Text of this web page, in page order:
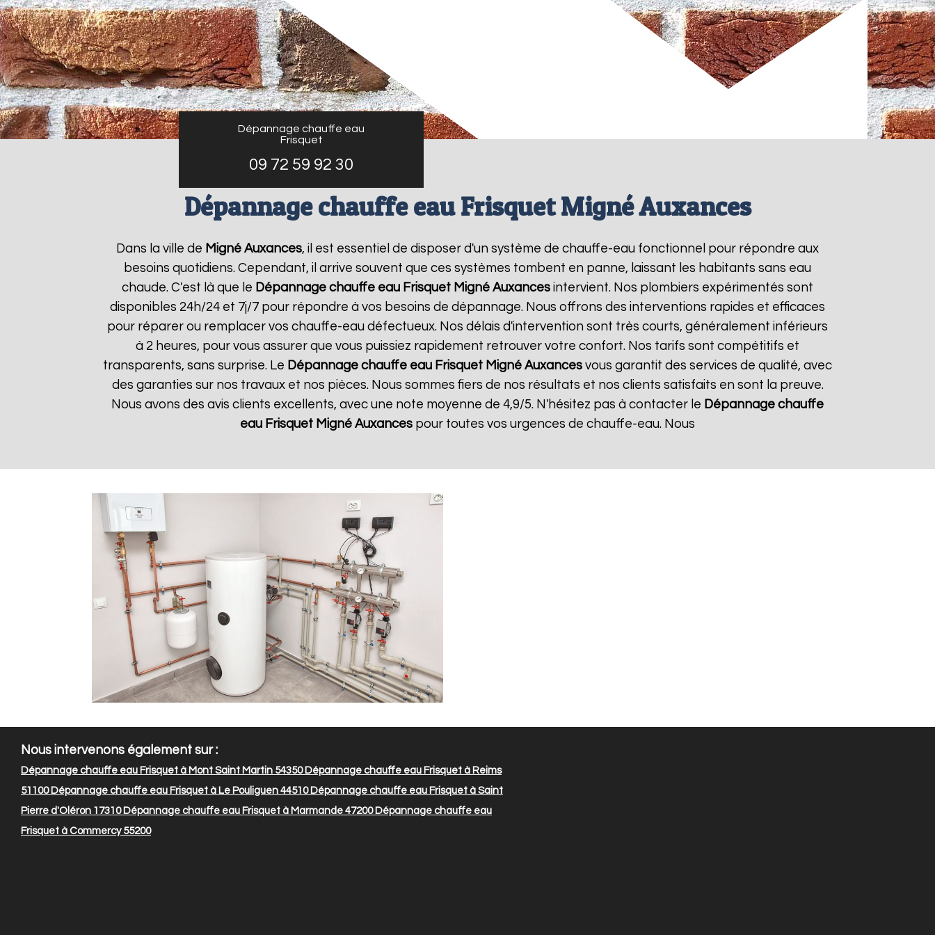
Dépannage chauffe eau
Frisquet
09 72 59 92 30
Dépannage chauffe eau Frisquet Migné Auxances
Dans la ville de Migné Auxances, il est essentiel de disposer d'un système de chauffe-eau fonctionnel pour répondre aux
besoins quotidiens. Cependant, il arrive souvent que ces systèmes tombent en panne, laissant les habitants sans eau
chaude. C'est là que le Dépannage chauffe eau Frisquet Migné Auxances intervient. Nos plombiers expérimentés sont
disponibles 24h/24 et 7j/7 pour répondre à vos besoins de dépannage. Nous offrons des interventions rapides et efficaces
pour réparer ou remplacer vos chauffe-eau défectueux. Nos délais d'intervention sont très courts, généralement inférieurs
à 2 heures, pour vous assurer que vous puissiez rapidement retrouver votre confort. Nos tarifs sont compétitifs et
transparents, sans surprise. Le Dépannage chauffe eau Frisquet Migné Auxances vous garantit des services de qualité, avec
des garanties sur nos travaux et nos pièces. Nous sommes fiers de nos résultats et nos clients satisfaits en sont la preuve.
Nous avons des avis clients excellents, avec une note moyenne de 4,9/5. N'hésitez pas à contacter le Dépannage chauffe
eau Frisquet Migné Auxances pour toutes vos urgences de chauffe-eau. Nous
Nous intervenons également sur :
Dépannage chauffe eau Frisquet à Mont Saint Martin 54350Dépannage chauffe eau Frisquet à Reims
51100Dépannage chauffe eau Frisquet à Le Pouliguen 44510Dépannage chauffe eau Frisquet à Saint
Pierre d'Oléron 17310Dépannage chauffe eau Frisquet à Marmande 47200Dépannage chauffe eau
Frisquet à Commercy 55200